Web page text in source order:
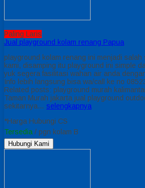
Paling Laris
Jual playground kolam renang Papua
playground kolam renang ini menjadi
kami, disamping itu playground ini simple
yuk segera fasilitasi wahan air anda
Info lebih langsung bisa wa/call ke no
Related posts: playground murah
Taman Murah jakarta jual playground
sekitarnya… selengkapnya
*Harga Hubungi CS
Tersedia / pgn kolam B
Hubungi Kami